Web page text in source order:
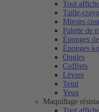
Tout
Taille-
Miroirs
Palette de
Éponges
Éponges
Ongles
Coffrets
Lèvres
Teint
Yeux
Maquillage
Tout